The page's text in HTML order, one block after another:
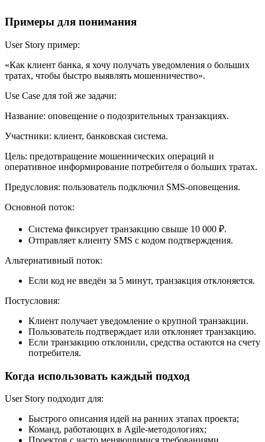
Примеры для понимания
User Story пример:
«Как клиент банка, я хочу получать уведомления о больших
тратах, чтобы быстро выявлять мошенничество».
Use Case для той же задачи:
Название: оповещение о подозрительных транзакциях.
Участники: клиент, банковская система.
Цель: предотвращение мошеннических операций и
оперативное информирование потребителя о больших тратах.
Предусловия: пользователь подключил SMS-оповещения.
Основной поток:
Система фиксирует транзакцию свыше 10 000 ₽.
Отправляет клиенту SMS с кодом подтверждения.
Альтернативный поток:
Если код не введён за 5 минут, транзакция отклоняется.
Постусловия:
Клиент получает уведомление о крупной транзакции.
Пользователь подтверждает или отклоняет транзакцию.
Если транзакцию отклонили, средства остаются на счету
потребителя.
Когда использовать каждый подход
User Story подходит для:
Быстрого описания идей на ранних этапах проекта;
Команд, работающих в Agile-методологиях;